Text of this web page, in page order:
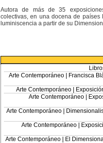
Autora de más de 35
colectivas, en una docena de
luminiscencia a partir de su
Arte Contemporáneo |
Francisca
Arte Contemporáneo |
Arte Contemporáneo |
Arte Contemporáneo |
Arte Contemporáneo |
Arte Contemporáneo | El